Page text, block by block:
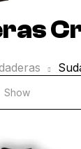
Show